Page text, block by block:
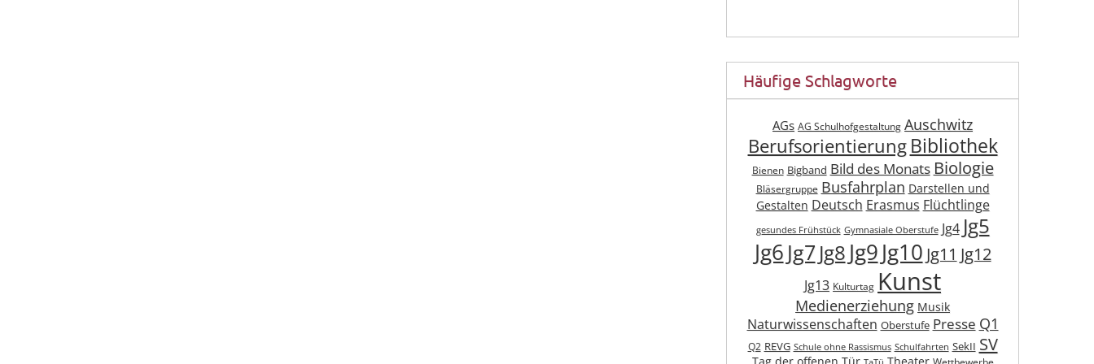
Häufige Schlagworte
AGs AG Schulhofgestaltung Auschwitz
Berufsorientierung Bibliothek
Bienen Bigband Bild des Monats Biologie
Bläsergruppe Busfahrplan Darstellen und
Gestalten Deutsch Erasmus Flüchtlinge
gesundes Frühstück Gymnasiale Oberstufe Jg4 Jg5
Jg6 Jg7 Jg8 Jg9Jg10 Jg11 Jg12
Jg13 Kulturtag Kunst
Medienerziehung Musik
Naturwissenschaften Oberstufe Presse Q1
Q2 REVG Schule ohne Rassismus Schulfahrten SekII SV